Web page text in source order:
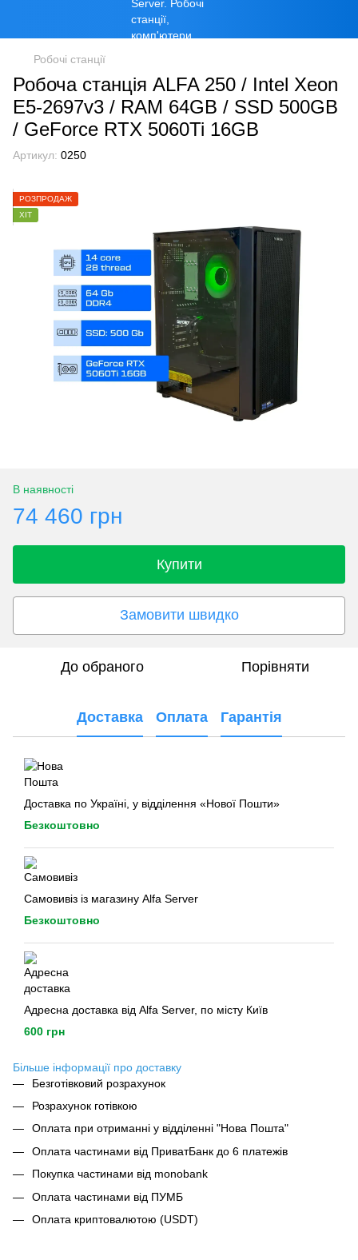
Робочі станції
Робоча станція ALFA 250 / Intel Xeon
E5-2697v3 / RAM 64GB / SSD 500GB
/ GeForce RTX 5060Ti 16GB
Артикул: 0250
РОЗПРОДАЖ
ХІТ
В наявності
74 460 грн
Купити
Замовити швидко
До обраного Порівняти
Доставка Оплата Гарантія
Доставка по Україні, у відділення «Нової Пошти»
Безкоштовно
Самовивіз із магазину Alfa Server
Безкоштовно
Адресна доставка від Alfa Server, по місту Київ
600 грн
Більше інформації про доставку
Безготівковий розрахунок
Розрахунок готівкою
Оплата при отриманні у відділенні "Нова Пошта"
Оплата частинами від ПриватБанк до 6 платежів
Покупка частинами від monobank
Оплата частинами від ПУМБ
Оплата криптовалютою (USDT)